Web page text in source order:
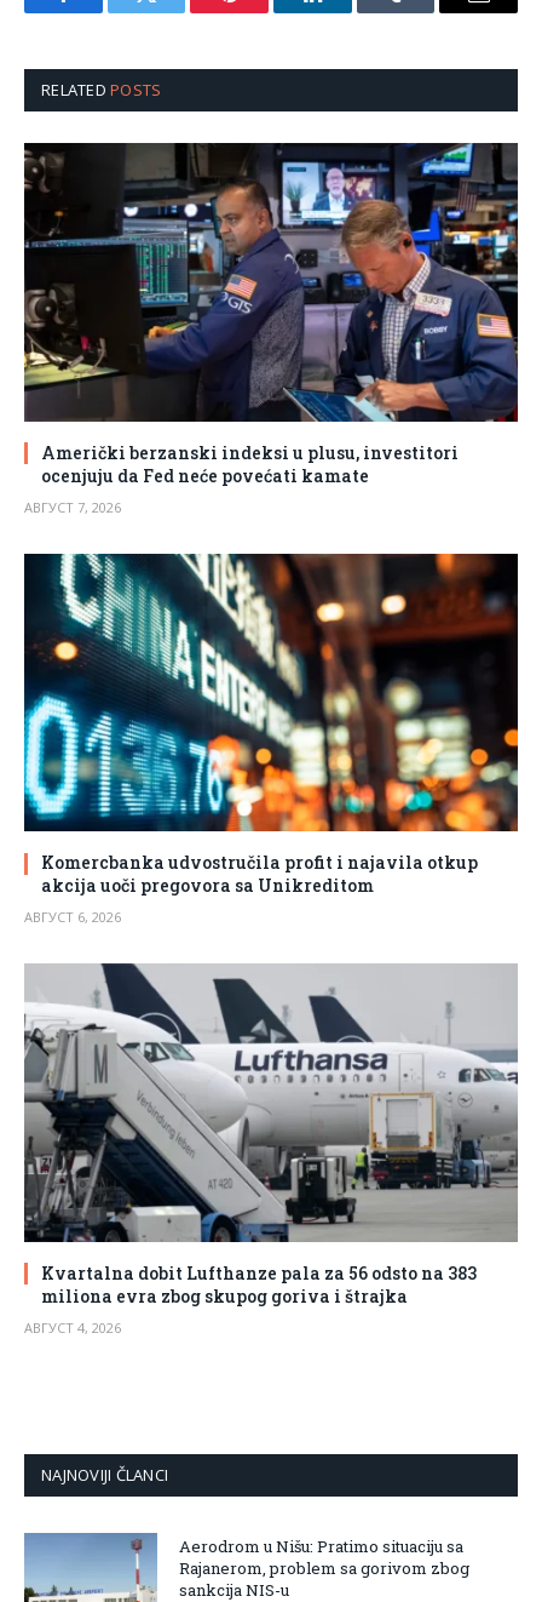
FacebookTwitter Pinterest LinkedInTumblr Email
RELATEDPOSTS
Američki berzanski indeksi u plusu, investitori
ocenjuju da Fed neće povećati kamate
АВГУСТ 7, 2026
Komercbanka udvostručila profit i najavila otkup
akcija uoči pregovora sa Unikreditom
АВГУСТ 6, 2026
Kvartalna dobit Lufthanze pala za 56 odsto na 383
miliona evra zbog skupog goriva i štrajka
АВГУСТ 4, 2026
NAJNOVIJI ČLANCI
Aerodrom u Nišu: Pratimo situaciju sa
Rajanerom, problem sa gorivom zbog
sankcija NIS-u